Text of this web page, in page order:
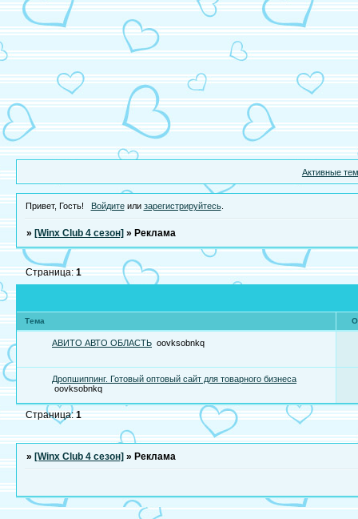
Активные
Привет, Гость! Войдитеили зарегистрируйтесь.
» [Winx Club 4 сезон] » Реклама
Страница:1
Тема
АВИТО АВТО ОБЛАСТЬ oovksobnkq
Дропшиппинг. Готовый оптовый сайт для товарного бизнеса
oovksobnkq
Страница:1
» [Winx Club 4 сезон] » Реклама